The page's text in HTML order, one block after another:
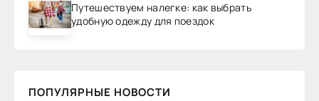
Путешествуем налегке: как выбрать
удобную одежду для поездок
ПОПУЛЯРНЫЕ НОВОСТИ